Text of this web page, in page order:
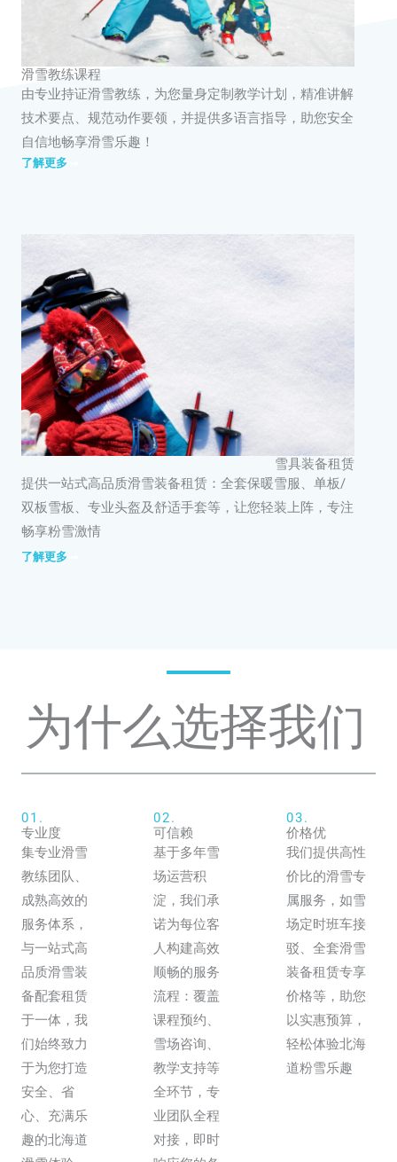
滑雪教练课程
由专业持证滑雪教练，为您量身定制教学计划，精准讲解
技术要点、规范动作要领，并提供多语言指导，助您安全
自信地畅享滑雪乐趣！
了解更多
雪具装备租赁
提供一站式高品质滑雪装备租赁：全套保暖雪服、单板/
双板雪板、专业头盔及舒适手套等，让您轻装上阵，专注
畅享粉雪激情
了解更多
为什么选择我们
01.
专业度
集专业滑雪
教练团队、
成熟高效的
服务体系，
与一站式高
品质滑雪装
备配套租赁
于一体，我
们始终致力
于为您打造
安全、省
心、充满乐
趣的北海道
02.
可信赖
基于多年雪
场运营积
淀，我们承
诺为每位客
人构建高效
顺畅的服务
流程：覆盖
课程预约、
雪场咨询、
教学支持等
全环节，专
业团队全程
对接，即时
03.
价格优
我们提供高性
价比的滑雪专
属服务，如雪
场定时班车接
驳、全套滑雪
装备租赁专享
价格等，助您
以实惠预算，
轻松体验北海
道粉雪乐趣